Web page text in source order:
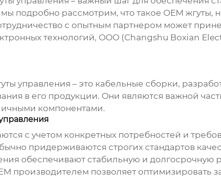
подробно рассмотрим, что такое OEM
с опытным партнером может
технологий, ООО (Changshu Boxian
управления – это кабельные сборки,
в его продукции. Они являются важной
компонентами.
с учетом конкретных потребностей и
придерживаются строгих стандартов
обеспечивают стабильную и долгосрочную
производителем позволяет оптимизировать